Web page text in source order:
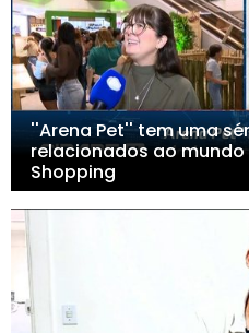
''Arena Pet'' tem uma
relacionados ao mundo
Shopping